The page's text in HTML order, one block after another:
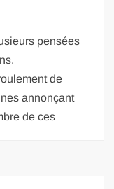
pensées
de
annonçant
de ces